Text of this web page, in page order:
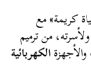
كريمة» مع
من ترميم
والأجهزةالكهربائية